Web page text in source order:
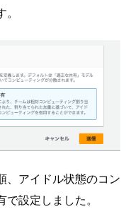
、アイドル状態のコン
設定しました。